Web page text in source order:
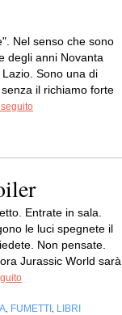
Nel senso che sono
degli anni Novanta
Sono una di
il richiamo forte
Entrate in sala.
le luci spegnete il
Non pensate.
Jurassic World sarà
FUMETTI LIBRI